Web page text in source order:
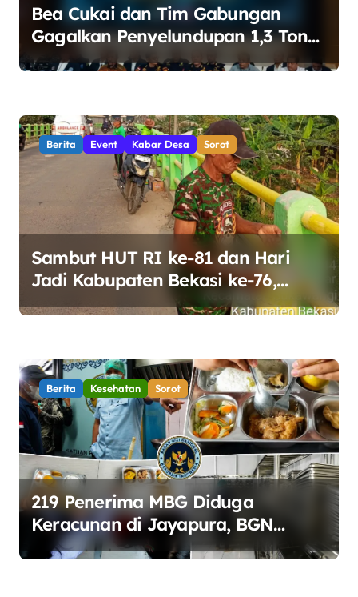
Bea Cukai dan Tim Gabungan
Gagalkan Penyelundupan 1,3 Ton
Ketamin di Perairan Bintan
Berita Event Kabar Desa Sorot
Sambut HUT RI ke-81 dan Hari
Jadi Kabupaten Bekasi ke-76,
Pemdes Muara bakti Gotong
Berita Kesehatan Sorot
219 Penerima MBG Diduga
Keracunan di Jayapura, BGN
Perketat Pengawasan Keamanan